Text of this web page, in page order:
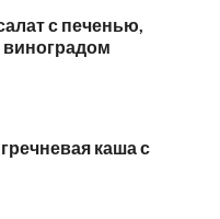
с печенью,
каша с